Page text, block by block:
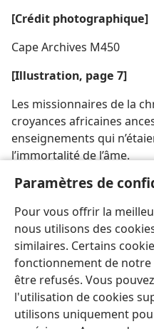
Paramètres de
Pour vous offrir la
nous utilisons des
similaires. Certains
fonctionnement de
être refusés. Vous
l'utilisation de cookies
utilisons uniquement
[Crédit photographique]
Cape Archives M450
[Illustration, page 7]
Les missionnaires de la
croyances africaines
enseignements qui
l’immortalité de l’âme.
[Crédit photographique]
Africana Museum,
Français
Copyright © 2026 Watch Tower